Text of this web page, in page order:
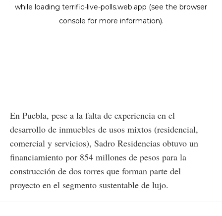
En Puebla, pese a la falta de experiencia en el
desarrollo de inmuebles de usos mixtos (residencial,
comercial y servicios), Sadro Residencias obtuvo un
financiamiento por 854 millones de pesos para la
construcción de dos torres que forman parte del
proyecto en el segmento sustentable de lujo.